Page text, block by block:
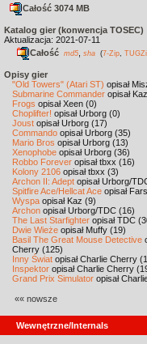
Całość 3074 MB
Katalog gier (konwencja TOSEC)
Aktualizacja: 2021-07-11
Całość md5 sha (7-Zip
Opisy gier
"Old Towers" (Atari ST) opisał
Submarine Commander opisał
Frogs opisał Xeen (0)
Choplifter! opisał Urborg (0)
Joust opisał Urborg (17)
Commando opisał Urborg (35)
Mario Bros opisał Urborg (13)
Xenophobe opisał Urborg (36)
Robbo Forever opisał tbxx (16)
Kolony 2106 opisał tbxx (3)
Archon II: Adept opisał Urborg/
Spitfire Ace/Hellcat Ace opisał
Wyspa opisał Kaz (9)
Archon opisał Urborg/TDC (16)
The Last Starfighter opisał TDC
Dwie Wieże opisał Muffy (19)
Basil The Great Mouse Detective
Cherry (125)
Inny Świat opisał Charlie Cherry
Inspektor opisał Charlie Cherry
Grand Prix Simulator opisał
«« nowsze
Wewnętrzne/Internals